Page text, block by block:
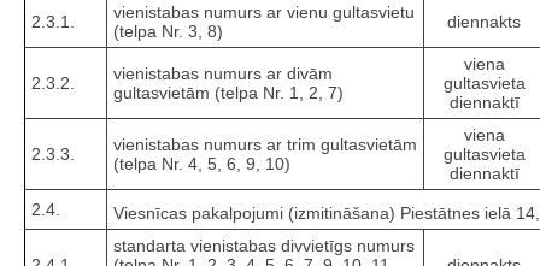
2.3.1.
vienistabas numurs ar vienu gultasvietu
(telpa Nr. 3, 8)
diennakts
2.3.2.
vienistabas numurs ar divām
gultasvietām (telpa Nr. 1, 2, 7)
viena
gultasvieta
diennaktī
2.3.3.
vienistabas numurs ar trim gultasvietām
(telpa Nr. 4, 5, 6, 9, 10)
viena
gultasvieta
diennaktī
2.4.
Viesnīcas pakalpojumi (izmitināšana) Piestātnes ielā
standarta vienistabas divvietīgs numurs